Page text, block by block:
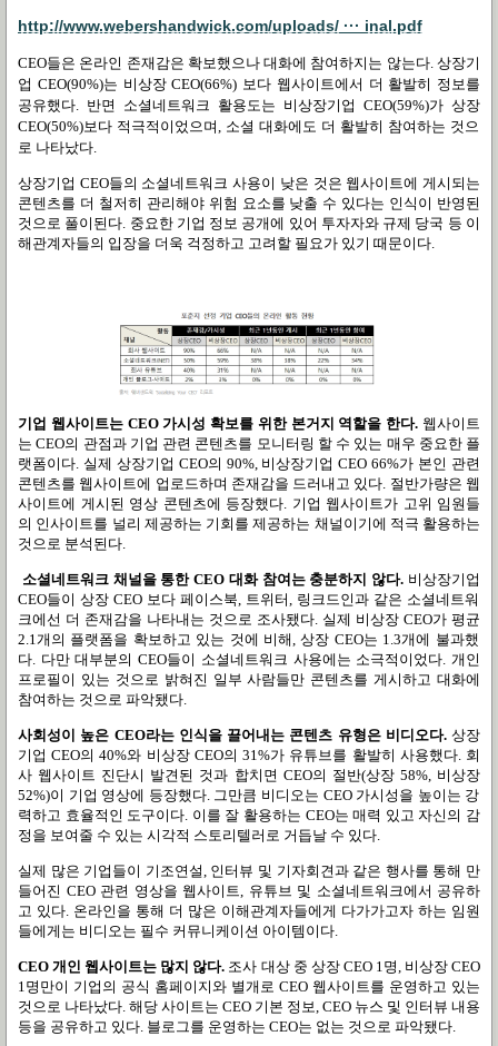
http://www.webershandwick.com/uploads/ ··· inal.pdf
CEO들은 온라인 존재감은 확보했으나 대화에 참여하지는 않는다.상장기
업 CEO(90%)는 비상장CEO(66%) 보다 웹사이트에서 더 활발히 정보를
공유했다. 반면 소셜네트워크 활용도는 비상장기업 CEO(59%)가 상장
CEO(50%)보다 적극적이었으며, 소셜 대화에도 더 활발히 참여하는 것으
로 나타났다.
상장기업 CEO들의 소셜네트워크 사용이 낮은 것은 웹사이트에 게시되는
콘텐츠를 더 철저히 관리해야 위험 요소를 낮출 수 있다는 인식이 반영된
것으로 풀이된다. 중요한 기업 정보 공개에 있어 투자자와 규제 당국 등 이
해관계자들의 입장을 더욱 걱정하고 고려할 필요가 있기 때문이다.
기업 웹사이트는CEO가시성 확보를 위한 본거지 역할을 한다. 웹사이트
는 CEO의 관점과 기업 관련 콘텐츠를 모니터링 할 수 있는 매우 중요한 플
랫폼이다. 실제 상장기업 CEO의 90%, 비상장기업 CEO 66%가 본인 관련
콘텐츠를 웹사이트에 업로드하며 존재감을 드러내고 있다. 절반가량은 웹
사이트에 게시된 영상 콘텐츠에 등장했다. 기업 웹사이트가 고위 임원들
의 인사이트를 널리 제공하는 기회를 제공하는 채널이기에 적극 활용하는
것으로 분석된다.
소셜네트워크 채널을 통한CEO 대화 참여는 충분하지 않다. 비상장기업
CEO들이 상장 CEO 보다 페이스북, 트위터, 링크드인과 같은 소셜네트워
크에선 더 존재감을 나타내는 것으로 조사됐다. 실제 비상장 CEO가 평균
2.1개의 플랫폼을 확보하고 있는 것에 비해,상장 CEO는 1.3개에 불과했
다. 다만 대부분의 CEO들이 소셜네트워크 사용에는 소극적이었다.개인
프로필이 있는 것으로 밝혀진 일부 사람들만 콘텐츠를 게시하고 대화에
참여하는 것으로 파악됐다.
사회성이 높은 CEO라는 인식을 끌어내는 콘텐츠 유형은 비디오다. 상장
기업 CEO의 40%와 비상장CEO의 31%가 유튜브를 활발히 사용했다. 회
사 웹사이트 진단시 발견된 것과 합치면 CEO의 절반(상장58%, 비상장
52%)이 기업 영상에 등장했다. 그만큼 비디오는 CEO 가시성을 높이는 강
력하고 효율적인 도구이다. 이를 잘 활용하는 CEO는 매력 있고 자신의 감
정을 보여줄 수 있는 시각적 스토리텔러로 거듭날 수 있다.
실제 많은 기업들이 기조연설, 인터뷰 및 기자회견과 같은 행사를 통해 만
들어진 CEO 관련 영상을 웹사이트, 유튜브 및 소셜네트워크에서 공유하
고 있다. 온라인을 통해 더 많은 이해관계자들에게 다가가고자 하는 임원
들에게는 비디오는 필수 커뮤니케이션 아이템이다.
CEO개인 웹사이트는 많지 않다. 조사 대상 중 상장CEO 1명, 비상장CEO
1명만이 기업의 공식 홈페이지와 별개로 CEO 웹사이트를 운영하고 있는
것으로 나타났다. 해당 사이트는 CEO 기본 정보, CEO 뉴스 및 인터뷰 내용
등을 공유하고 있다. 블로그를 운영하는 CEO는 없는 것으로 파악됐다.